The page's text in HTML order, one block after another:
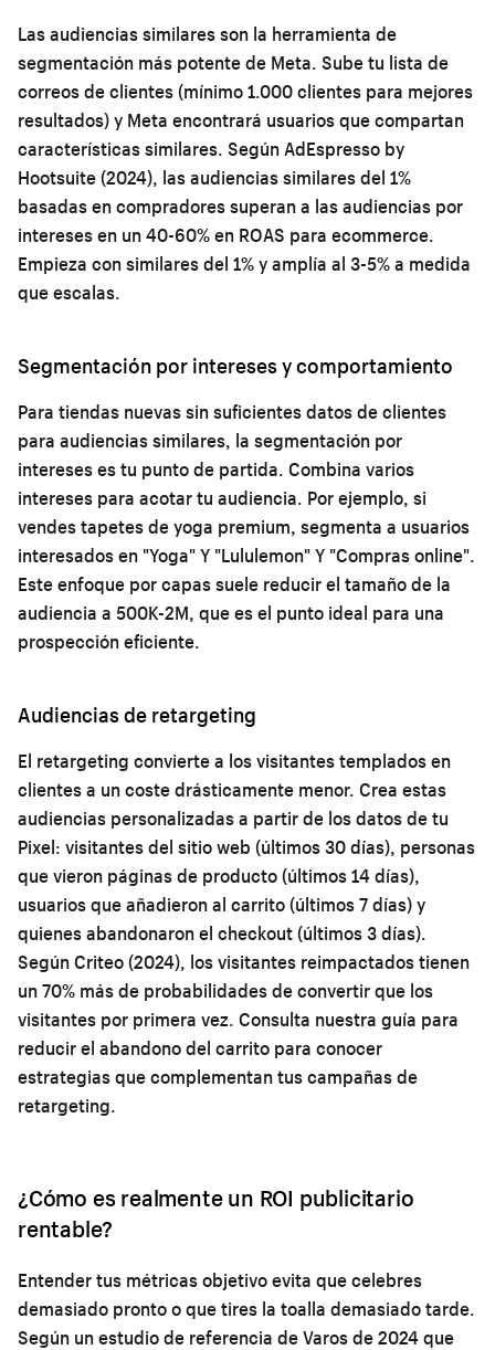
Las audiencias similares son la herramienta de
segmentación más potente de Meta. Sube tu lista de
correos de clientes (mínimo 1.000 clientes para mejores
resultados) y Meta encontrará usuarios que compartan
características similares. Según AdEspresso by
Hootsuite (2024), las audiencias similares del 1%
basadas en compradores superan a las audiencias por
intereses en un 40-60% en ROAS para ecommerce.
Empieza con similares del 1% y amplía al 3-5% a medida
que escalas.
Segmentación por intereses y comportamiento
Para tiendas nuevas sin suficientes datos de clientes
para audiencias similares, la segmentación por
intereses es tu punto de partida. Combina varios
intereses para acotar tu audiencia. Por ejemplo, si
vendes tapetes de yoga premium, segmenta a usuarios
interesados en "Yoga" Y "Lululemon" Y "Compras online".
Este enfoque por capas suele reducir el tamaño de la
audiencia a 500K-2M, que es el punto ideal para una
prospección eficiente.
Audiencias de retargeting
El retargeting convierte a los visitantes templados en
clientes a un coste drásticamente menor. Crea estas
audiencias personalizadas a partir de los datos de tu
Pixel: visitantes del sitio web (últimos 30 días), personas
que vieron páginas de producto (últimos 14 días),
usuarios que añadieron al carrito (últimos 7 días) y
quienes abandonaron el checkout (últimos 3 días).
Según Criteo (2024), los visitantes reimpactados tienen
un 70% más de probabilidades de convertir que los
visitantes por primera vez. Consulta nuestra guía para
reducir el abandono del carrito para conocer
estrategias que complementan tus campañas de
retargeting.
¿Cómo es realmente un ROI publicitario
rentable?
Entender tus métricas objetivo evita que celebres
demasiado pronto o que tires la toalla demasiado tarde.
Según un estudio de referencia de Varos de 2024 que